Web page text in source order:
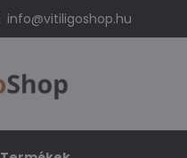
info@vitiligoshop.hu